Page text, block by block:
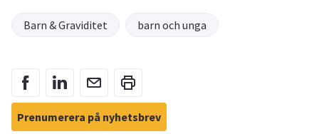
Barn & Graviditet barn och unga
Prenumerera på nyhetsbrev